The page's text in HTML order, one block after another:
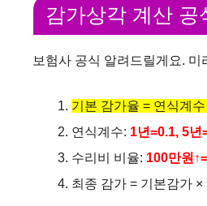
감가상각 계산 공
보험사 공식 알려드릴게요. 미
기본 감가율 = 연식계
연식계수: 1년=0.1, 5년
수리비 비율: 100만원
최종 감가 = 기본감가